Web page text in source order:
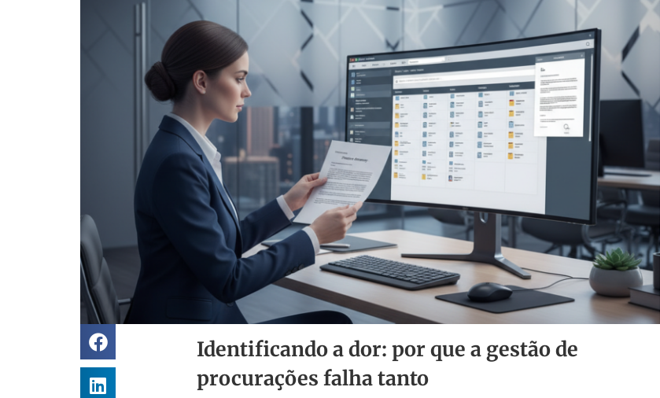
Identificando a dor: por que a gestão de
procurações falha tanto